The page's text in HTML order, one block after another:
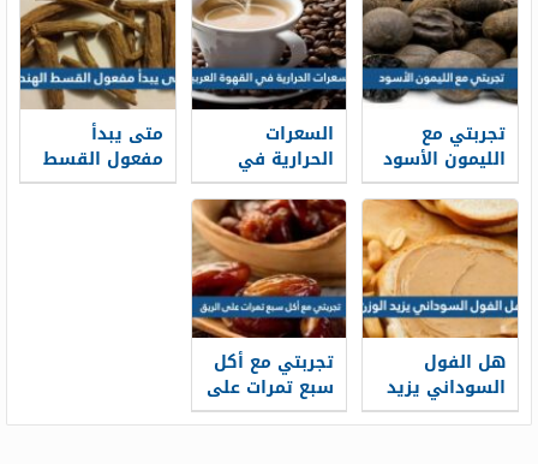
تجربتي مع
الليمون الأسود
للتخسيس
وفوائده للجسم
والشعر
السعرات
الحرارية في
القهوة العربية
متى يبدأ
مفعول القسط
الهندي وما
هل الفول
السوداني يزيد
الوزن
تجربتي مع أكل
سبع تمرات على
الريق